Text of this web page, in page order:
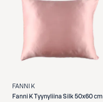
FANNI K
Fanni K Tyynyliina Silk 50x60 cm